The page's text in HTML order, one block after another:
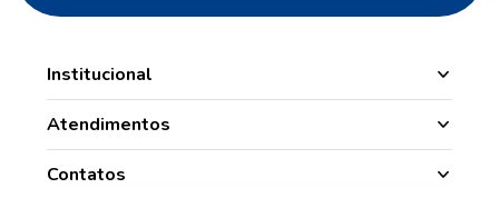
Institucional
Manipulação
Quem Somos
Atendimentos
Nossas Lojas
Contatos